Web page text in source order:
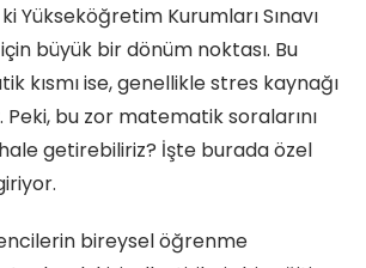
Yükseköğretim Kurumları Sınavı
büyük bir dönüm noktası. Bu
kısmı ise, genellikle stres kaynağı
bu zor matematik soralarını
getirebiliriz? İşte burada özel
bireysel öğrenme